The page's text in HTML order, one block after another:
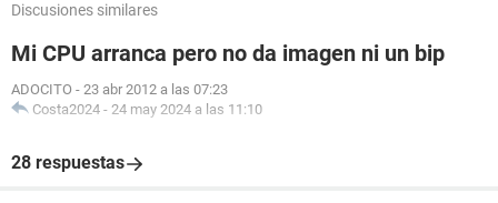
Discusiones similares
Mi CPU arranca pero no da imagen ni un bip
ADOCITO - 23 abr 2012 a las 07:23
Costa2024 - 24 may 2024 a las 11:10
28 respuestas